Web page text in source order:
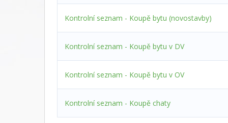
Kontrolní seznam - Koupě bytu (novostavby)
Kontrolní seznam - Koupě bytu v DV
Kontrolní seznam - Koupě bytu v OV
Kontrolní seznam - Koupě chaty